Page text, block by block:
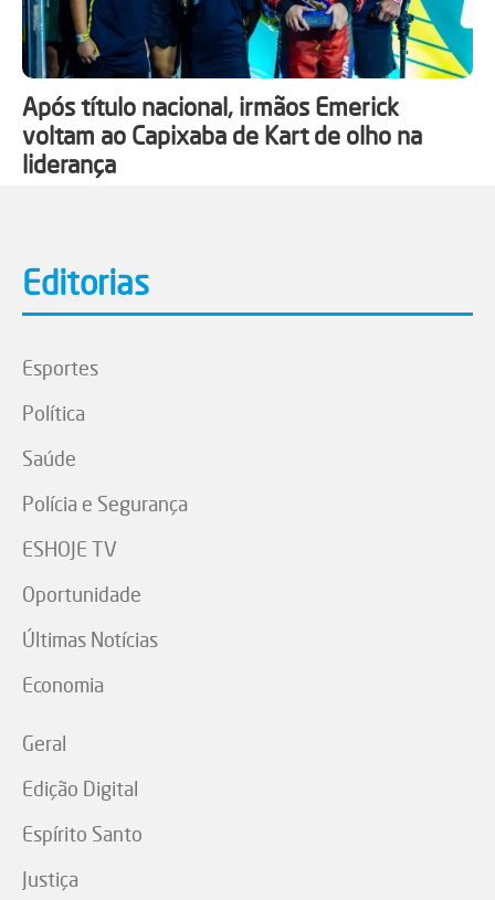
Após título nacional, irmãos Emerick
voltam ao Capixaba de Kart de olho na
liderança
Editorias
Esportes
Política
Saúde
Polícia e Segurança
ESHOJE TV
Oportunidade
Últimas Notícias
Economia
Geral
Edição Digital
Espírito Santo
Justiça